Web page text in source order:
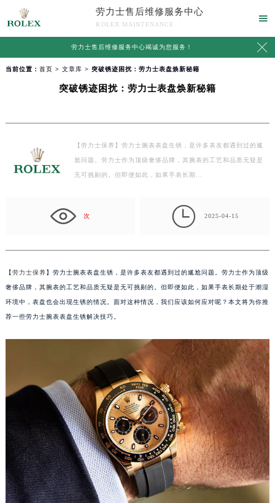
劳力士售后维修服务中心
ROLEX MAINTENANCE

劳力士售后维修服务中心竭诚为您服务！ 
当前位置： 首页 > 文章库 > 突破锈迹困扰：劳力士表盘焕新秘籍
突破锈迹困扰：劳力士表盘焕新秘籍
【劳力士保养】劳力士腕表表盘生锈，是许多表友都遇到过的尴
尬问题。劳力士作为顶级奢侈品牌，其腕表的工艺和品质无疑是
无可挑剔的。但即便如此，如果手表长期…
次  2025-04-15
【劳力士保养】劳力士腕表表盘生锈，是许多表友都遇到过的尴尬问题。劳力士作为顶级
奢侈品牌，其腕表的工艺和品质无疑是无可挑剔的。但即便如此，如果手表长期处于潮湿
环境中，表盘也会出现生锈的情况。面对这种情况，我们应该如何应对呢？本文将为你推
荐一些劳力士腕表表盘生锈解决技巧。